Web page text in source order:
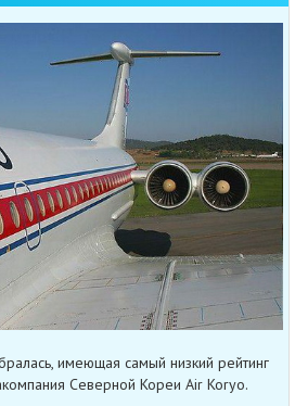
имеющая самый низкий рейтинг
Северной Кореи Air Koryo.